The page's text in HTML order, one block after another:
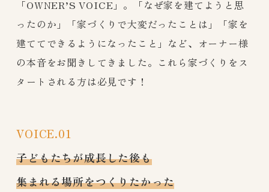
「OWNER’S VOICE」。「なぜ家を建てようと思
ったのか」「家づくりで大変だったことは」「家を
建ててできるようになったこと」など、オーナー様
の本音をお聞きしてきました。これら家づくりをス
タートされる方は必見です！
VOICE.01
子どもたちが成長した後も
集まれる場所をつくりたかった